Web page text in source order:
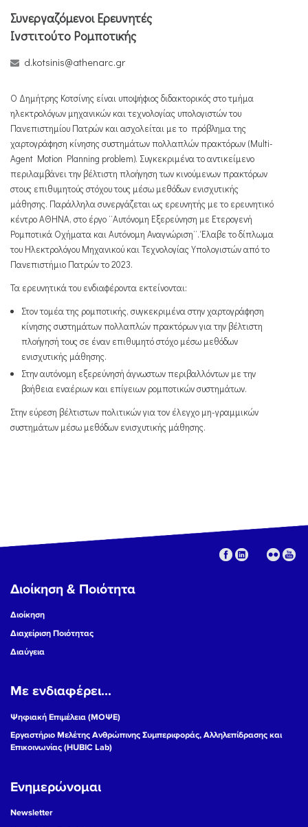
Συνεργαζόμενοι Ερευνητές
Ινστιτούτο Ρομποτικής
d.kotsinis@athenarc.gr
Ο Δημήτρης Κοτσίνης είναι υποψήφιος διδακτορικός στο τμήμα
ηλεκτρολόγων μηχανικών και τεχνολογίας υπολογιστών του
Πανεπιστημίου Πατρών και ασχολείται με το πρόβλημα της
χαρτογράφηση κίνησης συστημάτων πολλαπλών πρακτόρων (Multi-
Agent Motion Planning problem). Συγκεκριμένα το αντικείμενο
περιλαμβάνει την βέλτιστη πλοήγηση των κινούμενων πρακτόρων
στους επιθυμητούς στόχου τους μέσω μεθόδων ενισχυτικής
μάθησης. Παράλληλα συνεργάζεται ως ερευνητής με το ερευνητικό
κέντρο ΑΘΗΝΑ, στο έργο ¨Αυτόνομη Εξερεύνηση με Ετερογενή
Ρομποτικά Οχήματα και Αυτόνομη Αναγνώριση¨. Έλαβε το δίπλωμα
του Ηλεκτρολόγου Μηχανικού και Τεχνολογίας Υπολογιστών από το
Πανεπιστήμιο Πατρών το 2023.
Τα ερευνητικά του ενδιαφέροντα εκτείνονται:
Στον τομέα της ρομποτικής, συγκεκριμένα στην χαρτογράφηση
κίνησης συστημάτων πολλαπλών πρακτόρων για την βέλτιστη
πλοήγησή τους σε έναν επιθυμητό στόχο μέσω μεθόδων
ενισχυτικής μάθησης.
Στην αυτόνομη εξερεύνησή άγνωστων περιβαλλόντων με την
βοήθεια εναέριων και επίγειων ρομποτικών συστημάτων.
Στην εύρεση βέλτιστων πολιτικών για τον έλεγχο μη-γραμμικών
συστημάτων μέσω μεθόδων ενισχυτικής μάθησης.
Διοίκηση & Ποιότητα
Διοίκηση
Διαχείριση Ποιότητας
Διαύγεια
Με ενδιαφέρει...
Ψηφιακή Επιμέλεια (ΜΟΨΕ)
Εργαστήριο Μελέτης Ανθρώπινης Συμπεριφοράς, Αλληλεπίδρασης και
Επικοινωνίας (HUBIC Lab)
Ενημερώνομαι
Newsletter